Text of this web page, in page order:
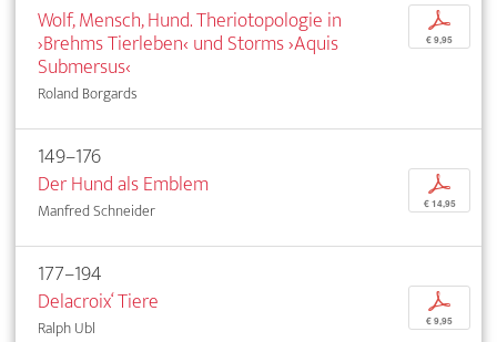
Wolf, Mensch, Hund. Theriotopologie in
›Brehms Tierleben‹ und Storms ›Aquis
Submersus‹
Roland Borgards
p
€ 9,95
149–176
Der Hund als Emblem
Manfred Schneider
p
€ 14,95
177–194
Delacroix‘ Tiere
Ralph Ubl
p
€ 9,95